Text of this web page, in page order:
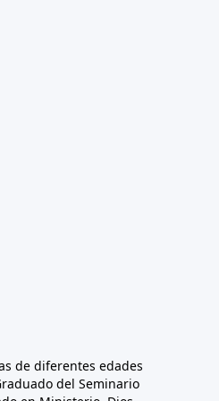
de diferentes edades
del Seminario